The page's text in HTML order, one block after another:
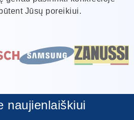
Jūsų poreikiui.
naujienlaiškiui